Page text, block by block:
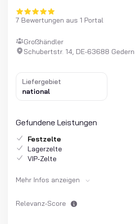
7 Bewertungen aus 1 Portal
Großhändler
Schubertstr. 14, DE-63688
Liefergebiet
national
Gefundene Leistungen
Festzelte
Lagerzelte
VIP-Zelte
Mehr Infos anzeigen
Relevanz-Score